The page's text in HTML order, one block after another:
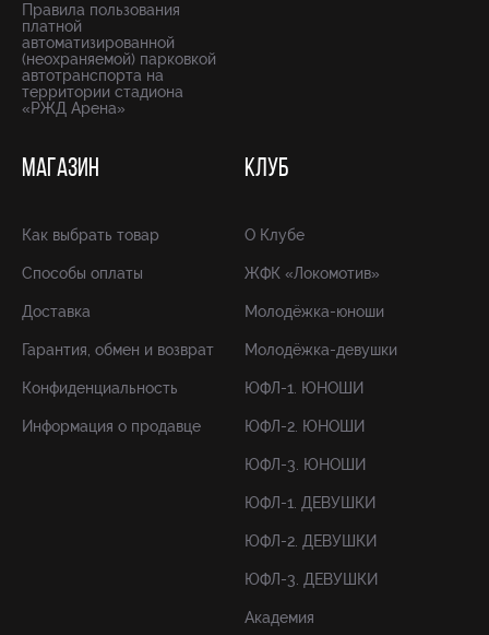
Правила пользования
платной
автоматизированной
(неохраняемой) парковкой
автотранспорта на
территории стадиона
«РЖД Арена»
МАГАЗИН
Как выбрать товар
Способы оплаты
Доставка
Гарантия, обмен и возврат
Конфиденциальность
Информация о продавце
КЛУБ
О Клубе
ЖФК «Локомотив»
Молодёжка-юноши
Молодёжка-девушки
ЮФЛ-1. ЮНОШИ
ЮФЛ-2. ЮНОШИ
ЮФЛ-3. ЮНОШИ
ЮФЛ-1. ДЕВУШКИ
ЮФЛ-2. ДЕВУШКИ
ЮФЛ-3. ДЕВУШКИ
Академия